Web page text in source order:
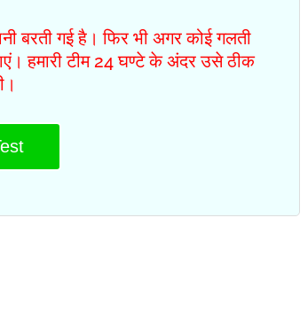
बरती गई है। फिर भी अगर कोई गलती
हमारी टीम 24 घण्टे के अंदर उसे ठीक